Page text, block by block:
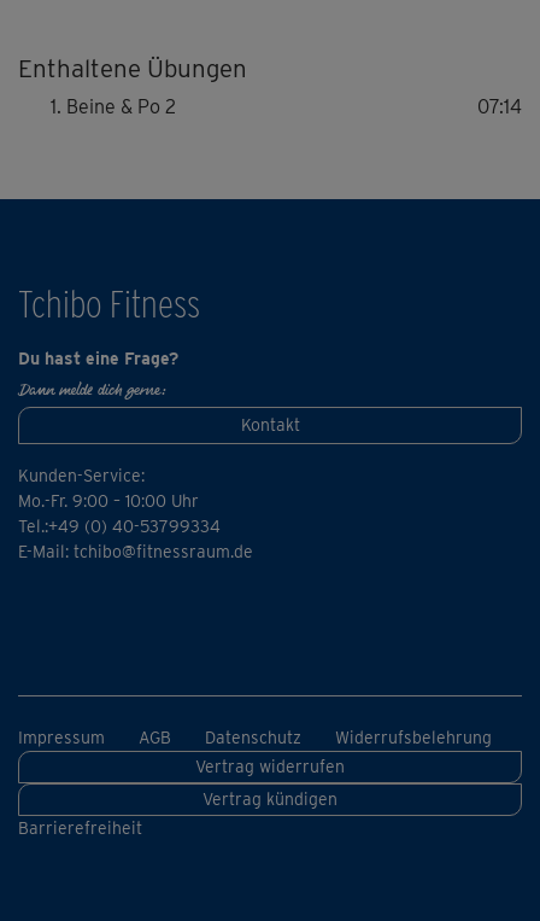
einen Squat dranhängst.
Enthaltene Übungen
Beine & Po 2 07:14
Tchibo Fitness
Du hast eine Frage?
Dann melde dich gerne:
Kontakt
Kunden-Service:
Mo.-Fr. 9:00 – 10:00 Uhr
Tel.:+49 (0) 40-53799334
E-Mail: tchibo@fitnessraum.de
Impressum AGB Datenschutz
Widerrufsbelehrung
Vertrag widerrufen
Vertrag kündigen
Barrierefreiheit